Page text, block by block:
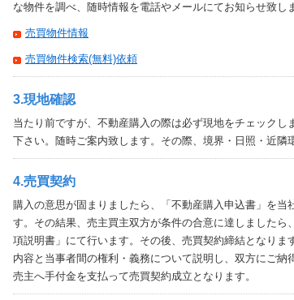
な物件を調べ、随時情報を電話やメールにてお知らせ致し
売買物件情報
売買物件検索(無料)依頼
3.現地確認
当たり前ですが、不動産購入の際は必ず現地をチェック
下さい。随時ご案内致します。その際、境界・日照・近隣
4.売買契約
購入の意思が固まりましたら、「不動産購入申込書」を当
す。その結果、売主買主双方が条件の合意に達しました
項説明書」にて行います。その後、売買契約締結となりま
内容と当事者間の権利・義務について説明し、双方にご
売主へ手付金を支払って売買契約成立となります。